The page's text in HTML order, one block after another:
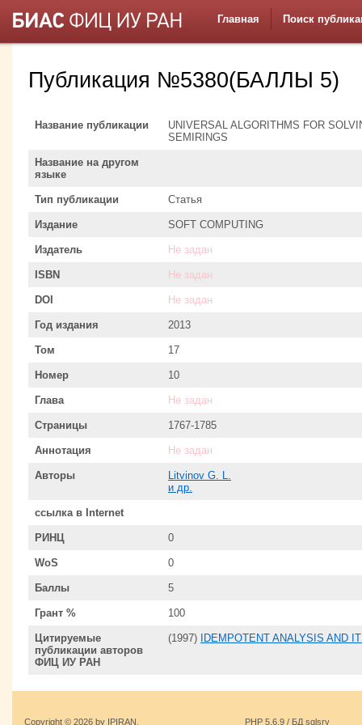
Главная Поиск
Публикация №5380(БАЛЛЫ 5)
Название публикации
UNIVERSAL ALGORITHMS FOR
SEMIRINGS
Название на другом
языке
Тип публикации Статья
Издание SOFT COMPUTING
Издатель Не задан
ISBN Не задан
DOI Не задан
Год издания 2013
Том 17
Номер 10
Глава Не задан
Страницы 1767-1785
Аннотация Не задан
Авторы
Litvinov G. L.
и др.
ссылка в Internet
РИНЦ 0
WoS 0
Баллы 5
Грант % 100
Цитируемые
публикации авторов
ФИЦ ИУ РАН
(1997) IDEMPOTENT ANALYSIS AND
Copyright © 2026 by IPIRAN.
PHP 5.6.9 / БД sqlsrv